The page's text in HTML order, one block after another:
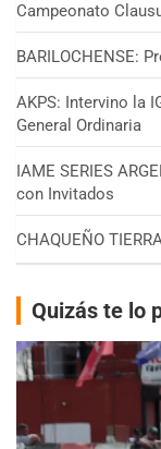
Campeonato
BARILOCHENSE:
AKPS: Intervino la
General Ordinaria
IAME SERIES
con Invitados
CHAQUEÑO
Quizás te lo